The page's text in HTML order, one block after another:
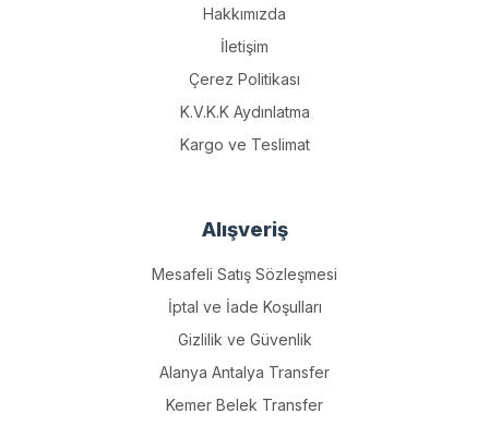
Hakkımızda
İletişim
Çerez Politikası
K.V.K.K Aydınlatma
Kargo ve Teslimat
Alışveriş
Mesafeli Satış Sözleşmesi
İptal ve İade Koşulları
Gizlilik ve Güvenlik
Alanya Antalya Transfer
Kemer Belek Transfer